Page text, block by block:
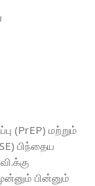
(PrEP) மற்றும்
பிந்தைய
பின்னும்